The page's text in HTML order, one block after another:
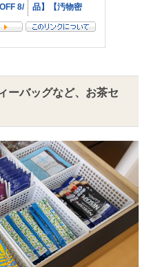
ーバッグなど、お茶セ